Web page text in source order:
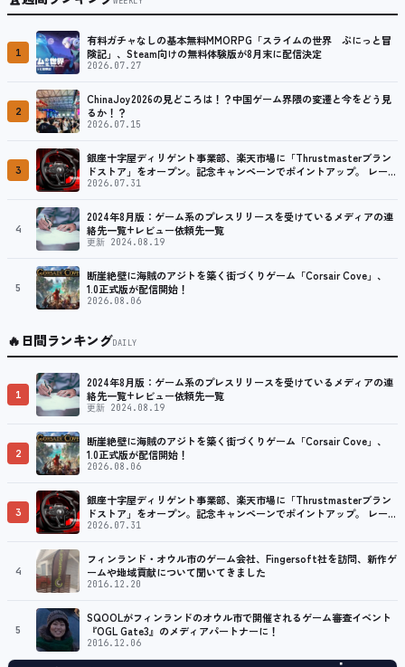
1
有料ガチャなしの基本無料MMORPG「スライムの世界 ぷにっと冒
険記」、Steam向けの無料体験版が8月末に配信決定
2026.07.27
2
ChinaJoy2026の見どころは！？中国ゲーム界隈の変遷と今をどう見
るか！？
2026.07.15
3
銀座十字屋ディリゲント事業部、楽天市場に「Thrustmasterブラン
ドストア」をオープン。記念キャンペーンでポイントアップ。 レーシ
ング／フライトシム向けコントローラーを中心に、幅広くラインナッ
2026.07.31
4
2024年8月版：ゲーム系のプレスリリースを受けているメディアの連
絡先一覧+レビュー依頼先一覧
更新 2024.08.19
5
断崖絶壁に海賊のアジトを築く街づくりゲーム「Corsair Cove」、
1.0正式版が配信開始！
2026.08.06
🔥日間ランキングDAILY
1
2024年8月版：ゲーム系のプレスリリースを受けているメディアの連
絡先一覧+レビュー依頼先一覧
更新 2024.08.19
2
断崖絶壁に海賊のアジトを築く街づくりゲーム「Corsair Cove」、
1.0正式版が配信開始！
2026.08.06
3
銀座十字屋ディリゲント事業部、楽天市場に「Thrustmasterブラン
ドストア」をオープン。記念キャンペーンでポイントアップ。 レーシ
ング／フライトシム向けコントローラーを中心に、幅広くラインナッ
2026.07.31
4
フィンランド・オウル市のゲーム会社、Fingersoft社を訪問、新作ゲ
ームや地域貢献について聞いてきました
2016.12.20
5
SQOOLがフィンランドのオウル市で開催されるゲーム審査イベント
『OGL Gate3』のメディアパートナーに！
2016.12.06